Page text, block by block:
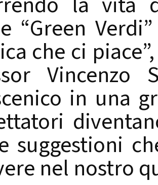
“Green
che ci
in una
suggestioni
nel nostro